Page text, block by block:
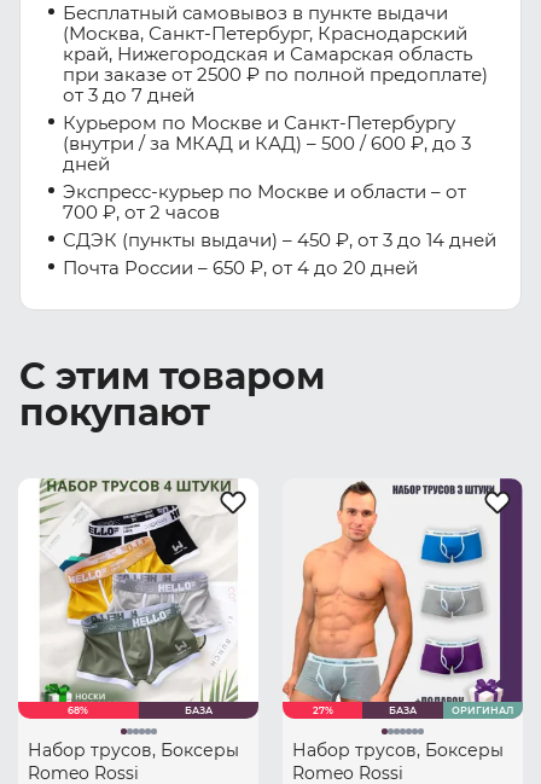
Бесплатный самовывоз в пункте выдачи
(Москва, Санкт-Петербург, Краснодарский
край, Нижегородская и Самарская область
при заказе от 2500 ₽ по полной предоплате)
от 3 до 7 дней
Курьером по Москве и Санкт-Петербургу
(внутри / за МКАД и КАД) – 500 / 600 ₽, до 3
дней
Экспресс-курьер по Москве и области – от
700 ₽, от 2 часов
СДЭК (пункты выдачи) – 450 ₽, от 3 до 14 дней
Почта России – 650 ₽, от 4 до 20 дней
С этим товаром
покупают
68% БАЗА
Набор трусов, Боксеры
Romeo Rossi
27% БАЗА ОРИГИНАЛ
Набор трусов, Боксеры
Romeo Rossi